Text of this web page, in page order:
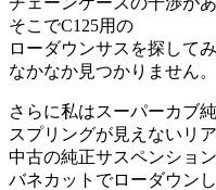
そこでC125用の
ローダウンサスを探して
なかなか見つかりません。
さらに私はスーパーカブ
スプリングが見えないリ
中古の純正サスペンショ
バネカットでローダウンし